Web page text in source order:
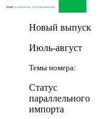
Новый выпуск
Июль-август
Темы номера:
Статус
параллельного
импорта